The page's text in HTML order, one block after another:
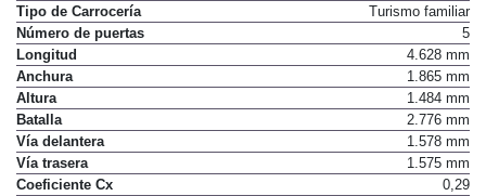
Tipo de Carrocería
Turismo familiar
Número de puertas
5
Longitud
4.628 mm
Anchura
1.865 mm
Altura
1.484 mm
Batalla
2.776 mm
Vía delantera
1.578 mm
Vía trasera
1.575 mm
Coeficiente Cx
0,29